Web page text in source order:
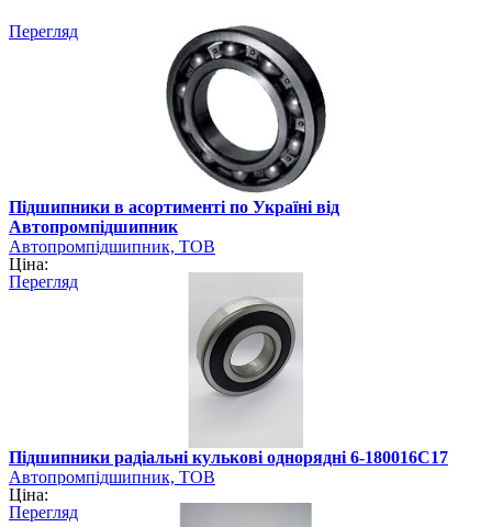
Перегляд
Підшипники в асортименті по Україні від
Автопромпідшипник
Автопромпідшипник, ТОВ
Ціна:
Перегляд
Підшипники радіальні кулькові однорядні 6-180016С17
Автопромпідшипник, ТОВ
Ціна:
Перегляд